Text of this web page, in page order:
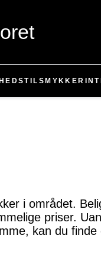
STIL SMYKKER
i området.
priser.
kan du finde